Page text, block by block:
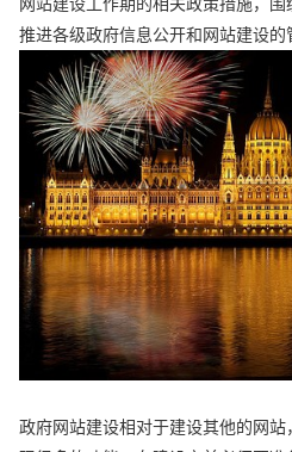
网站建设工作期的相关政策措施，
推进各级政府信息公开和网站建设的
政府网站建设相对于建设其他的网